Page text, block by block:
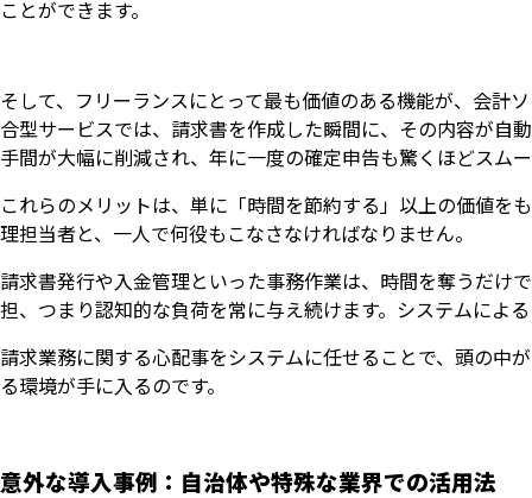
ことができます。
そして、フリーランスにとって最も価値のある機能が、会計
合型サービスでは、請求書を作成した瞬間に、その内容が自
手間が大幅に削減され、年に一度の確定申告も驚くほどスム
これらのメリットは、単に「時間を節約する」以上の価値を
理担当者と、一人で何役もこなさなければなりません。
請求書発行や入金管理といった事務作業は、時間を奪うだけ
担、つまり認知的な負荷を常に与え続けます。システムによ
請求業務に関する心配事をシステムに任せることで、頭の中
る環境が手に入るのです。
意外な導入事例：自治体や特殊な業界での活用法